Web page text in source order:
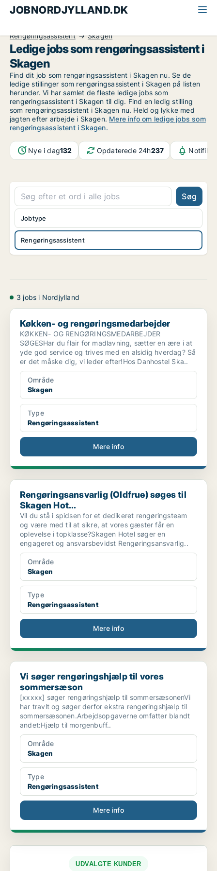
JOBNORDJYLLAND.DK
Rengøringsassistent
Skagen
Ledige jobs som rengøringsassistent i
Skagen
Find dit job som rengøringsassistent i Skagen nu. Se de
ledige stillinger som rengøringsassistent i Skagen på listen
herunder. Vi har samlet de fleste ledige jobs som
rengøringsassistent i Skagen til dig. Find en ledig stilling
som rengøringsassistent i Skagen nu. Held og lykke med
jagten efter arbejde i Skagen. Mere info om ledige jobs som
rengøringsassistent i Skagen.
Nye i dag132 Opdaterede 24h237
Søg
Rengøringsassistent
Jobtype
3 jobs i Nordjylland
Køkken- og rengøringsmedarbejder
Køkken- og rengøringsmedarbejder
KØKKEN- OG RENGØRINGSMEDARBEJDER
SØGESHar du flair for madlavning, sætter en ære i at
yde god service og trives med en alsidig hverdag? Så
er det måske dig, vi leder efter!Hos Danhostel Ska..
Område
Skagen
Type
Rengøringsassistent
Mere info
Rengøringsansvarlig (Oldfrue) søges til Skagen Hot...
Rengøringsansvarlig (Oldfrue) søges til
Skagen Hot...
Vil du stå i spidsen for et dedikeret rengøringsteam
og være med til at sikre, at vores gæster får en
oplevelse i topklasse?Skagen Hotel søger en
engageret og ansvarsbevidst Rengøringsansvarlig..
Område
Skagen
Type
Rengøringsassistent
Mere info
Vi søger rengøringshjælp til vores sommersæson
Vi søger rengøringshjælp til vores
sommersæson
[xxxxx] søger rengøringshjælp til sommersæsonenVi
har travlt og søger derfor ekstra rengøringshjælp til
sommersæsonen.Arbejdsopgaverne omfatter blandt
andet:Hjælp til morgenbuff..
Område
Skagen
Type
Rengøringsassistent
Mere info
UDVALGTE KUNDER